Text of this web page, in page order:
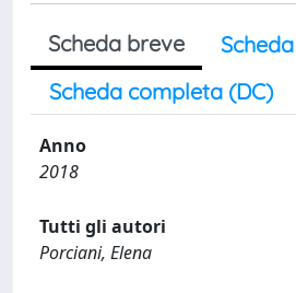
Scheda breve
Scheda completa (DC)
Anno
2018
Tutti gli autori
Porciani, Elena